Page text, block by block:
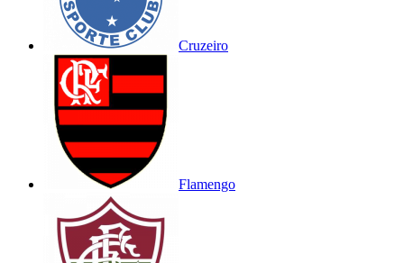
Cruzeiro
Flamengo